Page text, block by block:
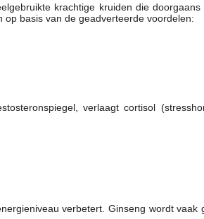
krachtige kruiden die
basis van de geadverteerde voordelen:
verlaagt cortisol
verbetert. Ginseng wordt vaak